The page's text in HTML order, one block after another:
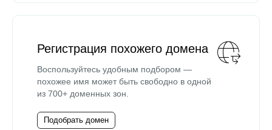
Регистрация похожего домена
Воспользуйтесь удобным подбором —
похожее имя может быть свободно в одной
из 700+ доменных зон.
Подобрать домен